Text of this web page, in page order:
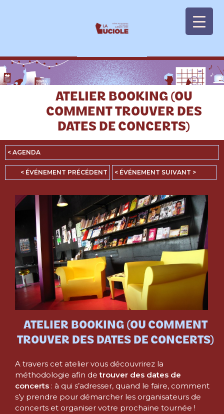
ATELIER BOOKING (OU
COMMENT TROUVER DES
DATES DE CONCERTS)
< AGENDA
< ÉVÉNEMENT PRÉCÉDENT < ÉVÉNEMENT SUIVANT >
ATELIER BOOKING (OU COMMENT
TROUVER DES DATES DE CONCERTS)
A travers cet atelier vous découvrirez la
méthodologie afin detrouver des dates de
concerts : à qui s’adresser, quand le faire, comment
s’y prendre pour démarcher les organisateurs de
concerts et organiser votre prochaine tournée !